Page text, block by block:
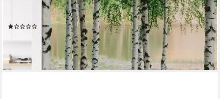
Fototapete Große Fototapete Nordischer Wald Papiertapete
Birken am See Tapete, Wohnzimmer Wandbild modern
(1)
UVP49,99 €
lieferbar - in 4-5 Werktagen bei dir